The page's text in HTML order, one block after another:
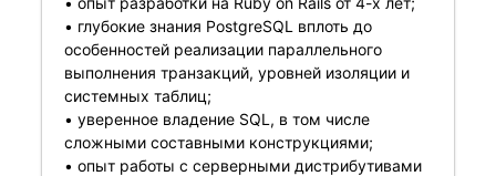
• глубокие знания PostgreSQL вплоть до
особенностей реализации параллельного
выполнения транзакций, уровней изоляции и
системных таблиц;
• уверенное владение SQL, в том числе
сложными составными конструкциями;
• опыт работы с серверными дистрибутивами